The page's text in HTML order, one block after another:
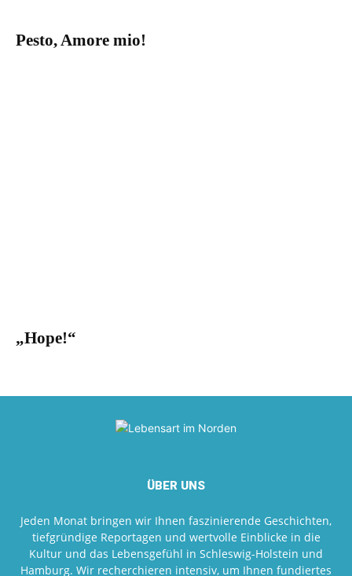
Pesto, Amore mio!
„Hope!“
ÜBER UNS
Jeden Monat bringen wir Ihnen faszinierende Geschichten,
tiefgründige Reportagen und wertvolle Einblicke in die
Kultur und das Lebensgefühl in Schleswig-Holstein und
Hamburg. Wir recherchieren intensiv, um Ihnen fundiertes